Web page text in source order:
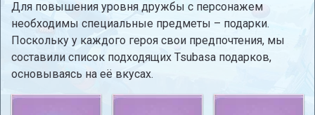
Для повышения уровня дружбы с персонажем
необходимы специальные предметы – подарки.
Поскольку у каждого героя свои предпочтения, мы
составили список подходящих Tsubasa подарков,
основываясь на eё вкусах.